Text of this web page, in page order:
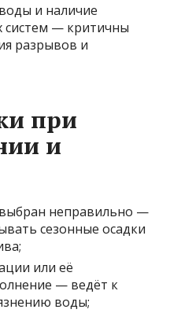
и наличие
систем — критичны
разрывов и
при
и
неправильно —
сезонные осадки
или её
— ведёт к
воды;